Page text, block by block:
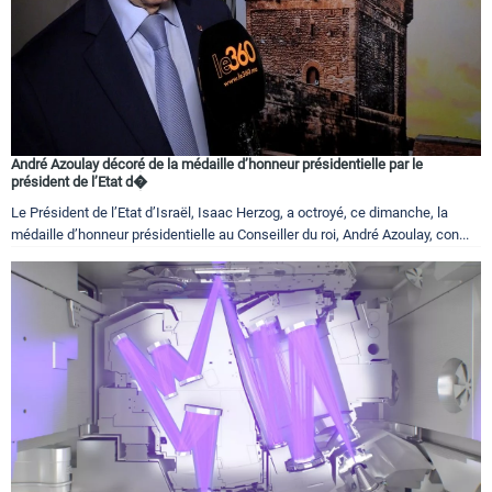
André Azoulay décoré de la médaille d’honneur présidentielle par le
président de l’Etat d�
Le Président de l’Etat d’Israël, Isaac Herzog, a octroyé, ce dimanche, la
médaille d’honneur présidentielle au Conseiller du roi, André Azoulay, con...